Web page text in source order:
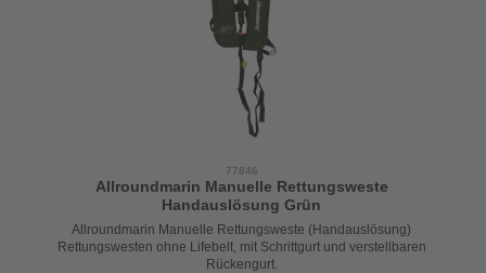
Auftrieb 100N
Größe Einheitsgröße ab 40kg
Farbe orange
77846
Allroundmarin Manuelle Rettungsweste
Handauslösung Grün
Allroundmarin Manuelle Rettungsweste (Handauslösung)
Rettungswesten ohne Lifebelt, mit Schrittgurt und verstellbaren
Rückengurt.